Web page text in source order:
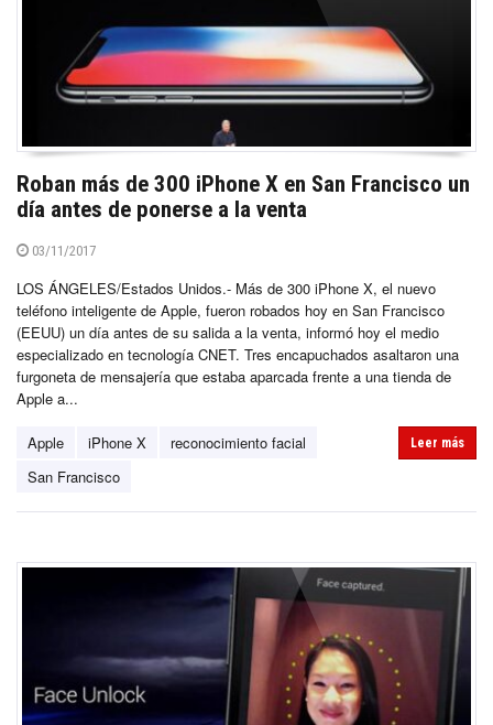
Roban más de 300 iPhone X en San Francisco un
día antes de ponerse a la venta
03/11/2017
LOS ÁNGELES/Estados Unidos.- Más de 300 iPhone X, el nuevo
teléfono inteligente de Apple, fueron robados hoy en San Francisco
(EEUU) un día antes de su salida a la venta, informó hoy el medio
especializado en tecnología CNET. Tres encapuchados asaltaron una
furgoneta de mensajería que estaba aparcada frente a una tienda de
Apple a...
Apple iPhone X
reconocimiento facial
San Francisco
Leer más